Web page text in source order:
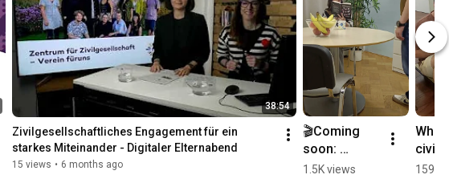
38:54
Zivilgesellschaftliches Engagement für ein
starkes Miteinander - Digitaler Elternabend
15 views • 6 months ago
🎬Coming
soon:
Filmtour
1.5K views
What
civil
159